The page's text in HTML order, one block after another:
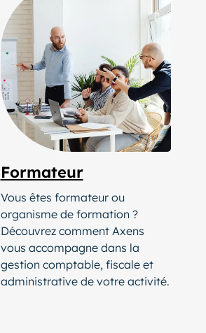
Formateur
Vous êtes formateur ou
organisme de formation ?
Découvrez comment Axens
vous accompagne dans la
gestion comptable, fiscale et
administrative de votre activité.